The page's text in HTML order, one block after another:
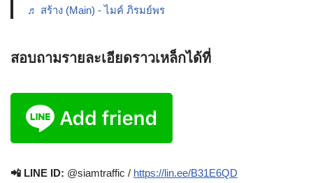
♬ สร้าง (Main) - ไมค์ ภิรมย์พร
สอบถามรายละเอียดราวเหล็กได้ที่
📲 LINE ID: @siamtraffic / https://lin.ee/B31E6QD